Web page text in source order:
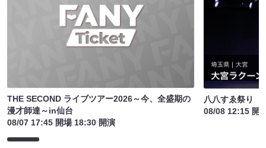
THE SECOND ライブツアー2026～今、全盛期の
漫才師達～in仙台
08/07 17:45 開場 18:30 開演
八八すゑ祭り
08/08 12:15 開